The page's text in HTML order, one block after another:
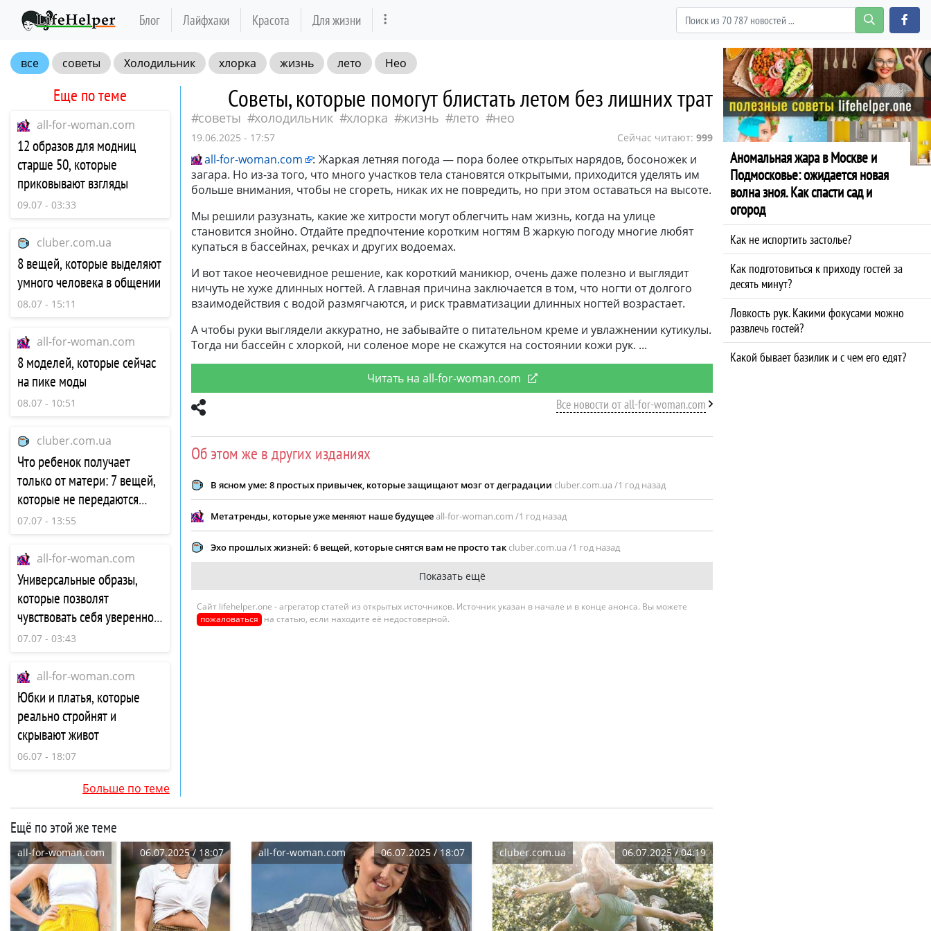
Блог Лайфхаки Красота Для жизни
все советы Холодильник хлорка жизнь лето Нео
Еще по теме
all-for-woman.com
12 образов для модниц
старше 50, которые
приковывают взгляды
09.07 - 03:33
cluber.com.ua
8 вещей, которые выделяют
умного человека в общении
08.07 - 15:11
all-for-woman.com
8 моделей, которые сейчас
на пике моды
08.07 - 10:51
cluber.com.ua
Что ребенок получает
только от матери: 7 вещей,
которые не передаются
через отца
07.07 - 13:55
all-for-woman.com
Универсальные образы,
которые позволят
чувствовать себя уверенно и
комфортно в течение всего
07.07 - 03:43
all-for-woman.com
Юбки и платья, которые
реально стройнят и
скрывают живот
06.07 - 18:07
Больше по теме
Советы, которые помогут блистать летом без лишних трат
советы холодильник хлорка жизнь лето нео
19.06.2025 - 17:57 Сейчас читают: 999
all-for-woman.com : Жаркая летняя погода — пора более открытых нарядов, босоножек и
загара. Но из-за того, что много участков тела становятся открытыми, приходится уделять им
больше внимания, чтобы не сгореть, никак их не повредить, но при этом оставаться на высоте.
Мы решили разузнать, какие же хитрости могут облегчить нам жизнь, когда на улице
становится знойно. Отдайте предпочтение коротким ногтям В жаркую погоду многие любят
купаться в бассейнах, речках и других водоемах.
И вот такое неочевидное решение, как короткий маникюр, очень даже полезно и выглядит
ничуть не хуже длинных ногтей. А главная причина заключается в том, что ногти от долгого
взаимодействия с водой размягчаются, и риск травматизации длинных ногтей возрастает.
А чтобы руки выглядели аккуратно, не забывайте о питательном креме и увлажнении кутикулы.
Тогда ни бассейн с хлоркой, ни соленое море не скажутся на состоянии кожи рук.
Читать на all-for-woman.com
Все новости от all-for-woman.com
Об этом же в других изданиях
В ясном уме: 8 простых привычек, которые защищают мозг от деградации cluber.com.ua /1 год назад
Метатренды, которые уже меняют наше будущееall-for-woman.com /1 год назад
Эхо прошлых жизней: 6 вещей, которые снятся вам не просто такcluber.com.ua /1 год назад
Показать ещё
Сайт lifehelper.one - агрегатор статей из открытых источников. Источник указан в начале и в конце анонса. Вы можете
пожаловаться на статью, если находите её недостоверной.
Ещё по этой же теме
all-for-woman.com 06.07.2025 / 18:07 all-for-woman.com 06.07.2025 / 18:07 cluber.com.ua 06.07.2025 / 04:19
Аномальная жара в Москве и
Подмосковье: ожидается новая
волна зноя. Как спасти сад и
огород
Как не испортить застолье?
Как подготовиться к приходу гостей за
десять минут?
Ловкость рук. Какими фокусами можно
развлечь гостей?
Какой бывает базилик и с чем его едят?